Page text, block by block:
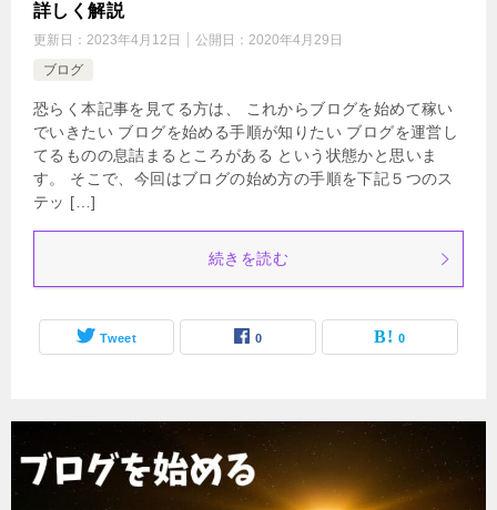
詳しく解説
更新日： 2023年4月12日 公開日： 2020年4月29日
ブログ
恐らく本記事を見てる方は、 これからブログを始めて稼い
でいきたい ブログを始める手順が知りたい ブログを運営し
てるものの息詰まるところがある という状態かと思いま
す。 そこで、今回はブログの始め方の手順を下記５つのス
テッ […]
続きを読む
Tweet 0 0